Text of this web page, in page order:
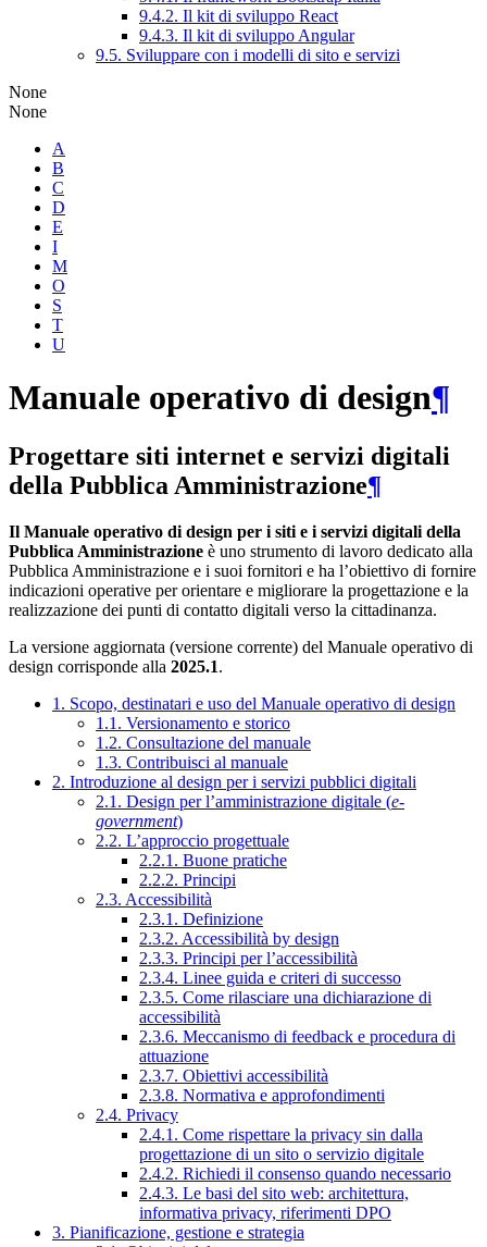
9.4.2. Il kit di sviluppo React
9.4.3. Il kit di sviluppo Angular
9.5. Sviluppare con i modelli di sito e servizi
None
None
A
B
C
D
E
I
M
O
S
T
U
Manuale operativo di design¶
Progettare siti internet e servizi digitali
della Pubblica Amministrazione¶
Il Manuale operativo di design per i siti e i servizi digitali della
Pubblica Amministrazione è uno strumento di lavoro dedicato alla
Pubblica Amministrazione e i suoi fornitori e ha l’obiettivo di fornire
indicazioni operative per orientare e migliorare la progettazione e la
realizzazione dei punti di contatto digitali verso la cittadinanza.
La versione aggiornata (versione corrente) del Manuale operativo di
design corrisponde alla 2025.1.
1. Scopo, destinatari e uso del Manuale operativo di design
1.1. Versionamento e storico
1.2. Consultazione del manuale
1.3. Contribuisci al manuale
2. Introduzione al design per i servizi pubblici digitali
2.1. Design per l’amministrazione digitale (e-
government)
2.2. L’approccio progettuale
2.2.1. Buone pratiche
2.2.2. Principi
2.3. Accessibilità
2.3.1. Definizione
2.3.2. Accessibilità by design
2.3.3. Principi per l’accessibilità
2.3.4. Linee guida e criteri di successo
2.3.5. Come rilasciare una dichiarazione di
accessibilità
2.3.6. Meccanismo di feedback e procedura di
attuazione
2.3.7. Obiettivi accessibilità
2.3.8. Normativa e approfondimenti
2.4. Privacy
2.4.1. Come rispettare la privacy sin dalla
progettazione di un sito o servizio digitale
2.4.2. Richiedi il consenso quando necessario
2.4.3. Le basi del sito web: architettura,
informativa privacy, riferimenti DPO
3. Pianificazione, gestione e strategia